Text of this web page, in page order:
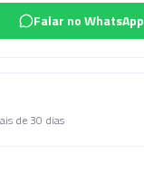
Falar no WhatsApp
de 30 dias